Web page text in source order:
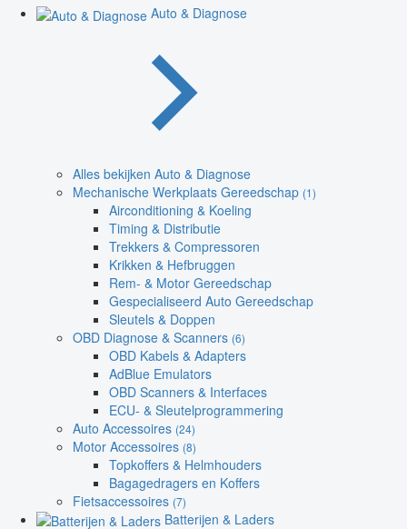
Auto & Diagnose
Alles bekijken Auto & Diagnose
Mechanische Werkplaats Gereedschap (1)
Airconditioning & Koeling
Timing & Distributie
Trekkers & Compressoren
Krikken & Hefbruggen
Rem- & Motor Gereedschap
Gespecialiseerd Auto Gereedschap
Sleutels & Doppen
OBD Diagnose & Scanners (6)
OBD Kabels & Adapters
AdBlue Emulators
OBD Scanners & Interfaces
ECU- & Sleutelprogrammering
Auto Accessoires (24)
Motor Accessoires (8)
Topkoffers & Helmhouders
Bagagedragers en Koffers
Fietsaccessoires (7)
Batterijen & Laders